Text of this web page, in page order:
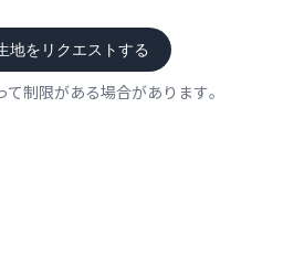
地をリクエストする
制限がある場合があります。